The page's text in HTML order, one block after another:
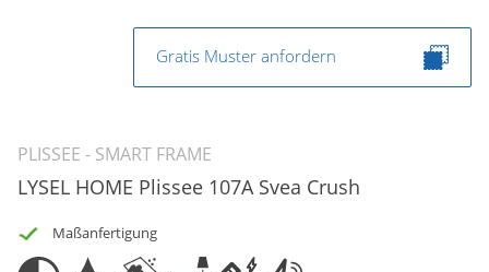
PLISSEE - SMART FRAME
LYSEL HOME Plissee 107A Svea Crush
Maßanfertigung
Gratis Muster anfordern